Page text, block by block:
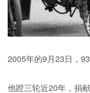
2005年的9月23日，
他蹬三轮近20年，捐